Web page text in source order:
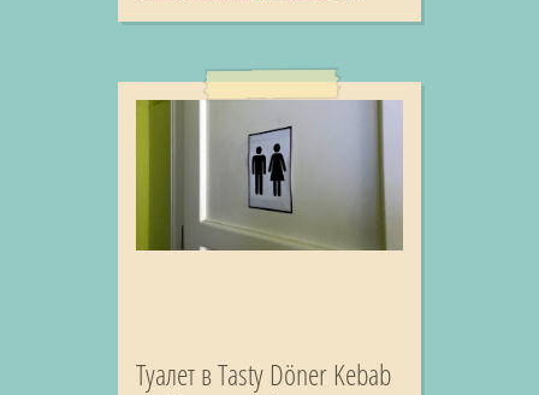
Туалет в Tasty Döner Kebab